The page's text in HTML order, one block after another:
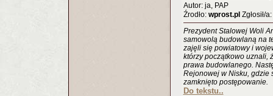
Autor: ja, PAP
Źrodło: wprost.pl Zgłosił/a:
Prezydent Stalowej Woli
samowolą budowlaną na
zajęli się powiatowy i
którzy początkowo uznali,
prawa budowlanego.
Rejonowej w Nisku, gdzie
zamknięto postępowanie.
Do tekstu..